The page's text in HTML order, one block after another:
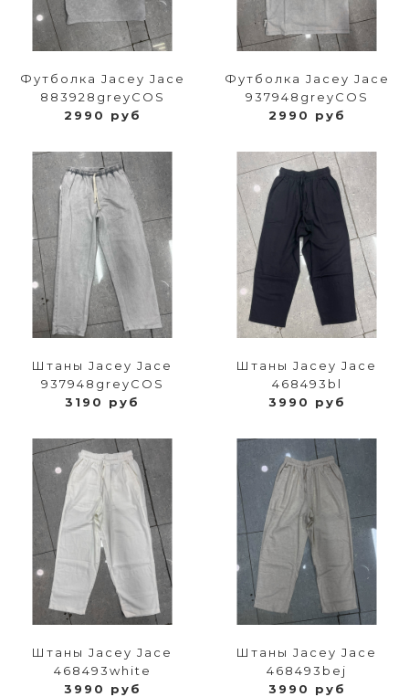
Футболка Jacey Jace
883928greyCOS
2990 руб
Футболка Jacey Jace
937948greyCOS
2990 руб
Штаны Jacey Jace
937948greyCOS
3190 руб
Штаны Jacey Jace
468493bl
3990 руб
Штаны Jacey Jace
468493white
3990 руб
Штаны Jacey Jace
468493bej
3990 руб